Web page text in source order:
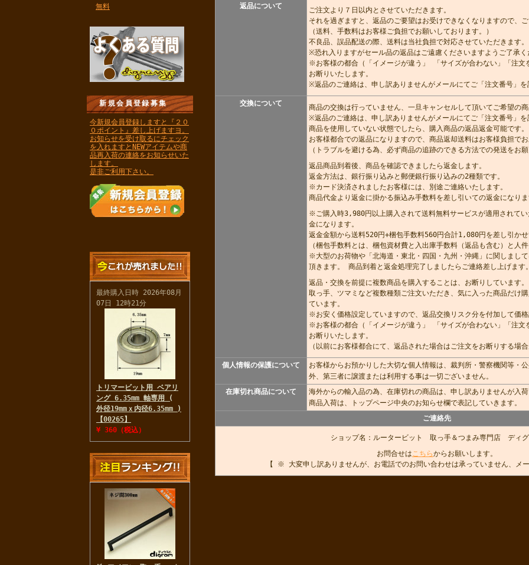
無料
新規会員登録募集
今新規会員登録しますと『２０
０ポイント』差し上げますヨ。
お知らせを受け取るにチェック
を入れますとNEWアイテムや商
品再入荷の連絡をお知らせいた
します。
是非ご利用下さい。
最終購入日時 2026年08月
07日 12時21分
トリマービット用 ベアリ
ング 6.35mm 軸専用 (
外径19mmｘ内径6.35mm )
【00265】
¥ 360（税込）
返品について
ご注文より７日以内とさせていただきます。
それを過ぎますと、返品のご要望はお受けできなくなりますので、
（送料、手数料はお客様ご負担でお願いしております。）
不良品、誤品配送の際、送料は当社負担で対応させていただきます。
※恐れ入りますがセール品の返品はご遠慮くださいますようご了承く
※お客様の都合（「イメージが違う」 「サイズが合わない」「注文
お断りいたします。
※返品のご連絡は、申し訳ありませんがメールにてご「注文番号」
交換について
商品の交換は行っていません、一旦キャンセルして頂いてご希望の
※返品のご連絡は、申し訳ありませんがメールにてご「注文番号」
商品を使用していない状態でしたら、購入商品の返品返金可能です。
お客様都合での返品になりますので、商品返却送料はお客様負担で
（トラブルを避ける為、必ず商品の追跡のできる方法での発送をお
返品商品到着後、商品を確認できましたら返金します。
返金方法は、銀行振り込みと郵便銀行振り込みの2種類です。
※カード決済されましたお客様には、別途ご連絡いたします。
商品代金より返金に掛かる振込み手数料を差し引いての返金になり
※ご購入時3,980円以上購入されて送料無料サービスが適用されて
金になります。
返金金額から送料520円+梱包手数料560円合計1,080円を差し引か
（梱包手数料とは、梱包資材費と入出庫手数料（返品も含む）と人
※大型のお荷物や「北海道・東北・四国・九州・沖縄」に関しまし
頂きます。 商品到着と返金処理完了しましたらご連絡差し上げます
返品・交換を前提に複数商品を購入することは、お断りしています。
取っ手、ツマミなど複数種類ご注文いただき、気に入った商品だけ
ています。
※お安く価格設定していますので、返品交換リスク分を付加して価
※お客様の都合（「イメージが違う」 「サイズが合わない」「注文
お断りいたします。
（以前にお客様都合にて、返品された場合はご注文をお断りする場
個人情報の保護について
お客様からお預かりした大切な個人情報は、裁判所・警察機関等・
外、第三者に譲渡または利用する事は一切ございません。
在庫切れ商品について
海外からの輸入品の為、在庫切れの商品は、申し訳ありませんが入
商品入荷は、トップページ中央のお知らせ欄で表記していきます。
ご連絡先
ショップ名：ルータービット 取っ手＆つまみ専門店 ディ
お問合せはこちらからお願いします。
【 ※ 大変申し訳ありませんが、お電話でのお問い合わせは承っていません、メ